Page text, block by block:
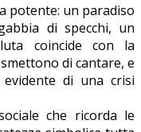
potente: un paradiso
di specchi, un
coincide con la
di cantare, e
di una crisi
che ricorda le